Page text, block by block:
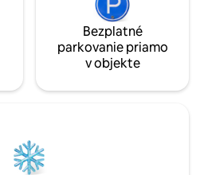
Bezplatné
parkovanie priamo
v objekte